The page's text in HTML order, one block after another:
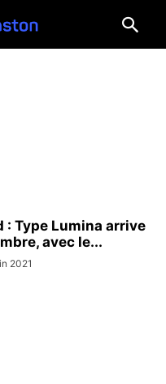
: Type Lumina arrive
avec le...
2021